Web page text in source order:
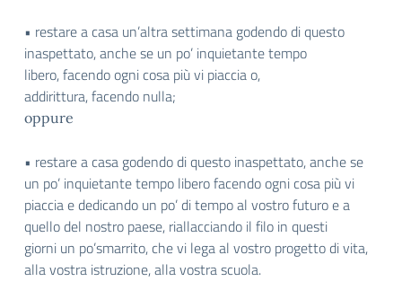
• restare a casa un’altra settimana godendo di questo
inaspettato, anche se un po’ inquietante tempo
libero, facendo ogni cosa più vi piaccia o,
addirittura, facendo nulla;
oppure
• restare a casa godendo di questo inaspettato, anche se
un po’ inquietante tempo libero facendo ogni cosa più vi
piaccia e dedicando un po’ di tempo al vostro futuro e a
quello del nostro paese, riallacciando il filo in questi
giorni un po’smarrito, che vi lega al vostro progetto di vita,
alla vostra istruzione, alla vostra scuola.